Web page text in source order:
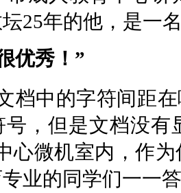
25年的他，是一
优秀！”
档中的字符间距
，但是文档没
心微机室内，作
业的同学们一一